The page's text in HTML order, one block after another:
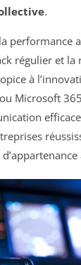
.
performance
régulier et la
à
Microsoft